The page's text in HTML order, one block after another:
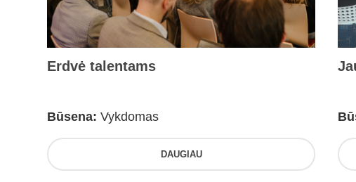
Erdvė talentams
Būsena: Vykdomas
DAUGIAU